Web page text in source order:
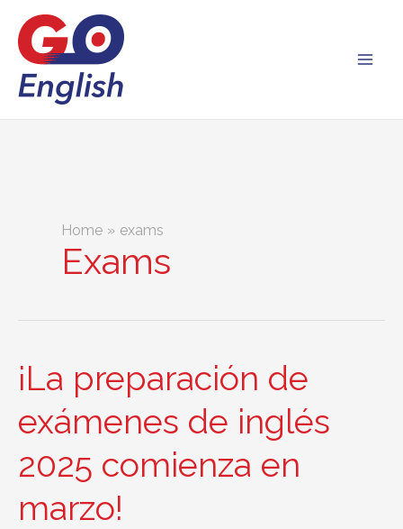
content
Home exams
Exams
¡La preparación de
exámenes de inglés
2025 comienza en
marzo!